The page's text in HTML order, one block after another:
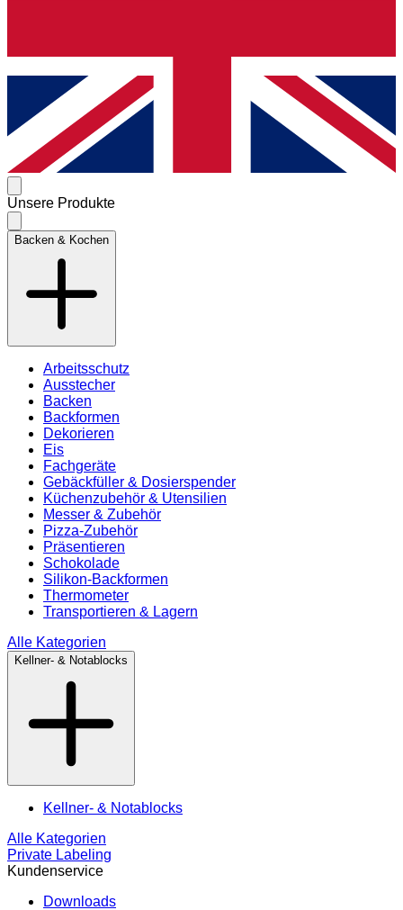
Unsere Produkte
Backen & Kochen
Arbeitsschutz
Ausstecher
Backen
Backformen
Dekorieren
Eis
Fachgeräte
Gebäckfüller & Dosierspender
Küchenzubehör & Utensilien
Messer & Zubehör
Pizza-Zubehör
Präsentieren
Schokolade
Silikon-Backformen
Thermometer
Transportieren & Lagern
Alle Kategorien
Kellner- & Notablocks
Kellner- & Notablocks
Alle Kategorien
Private Labeling
Kundenservice
Downloads